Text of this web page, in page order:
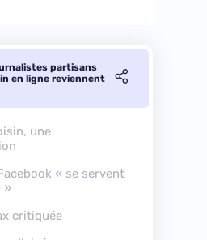
partisans
en ligne reviennent
une
« se servent
»
critiquée